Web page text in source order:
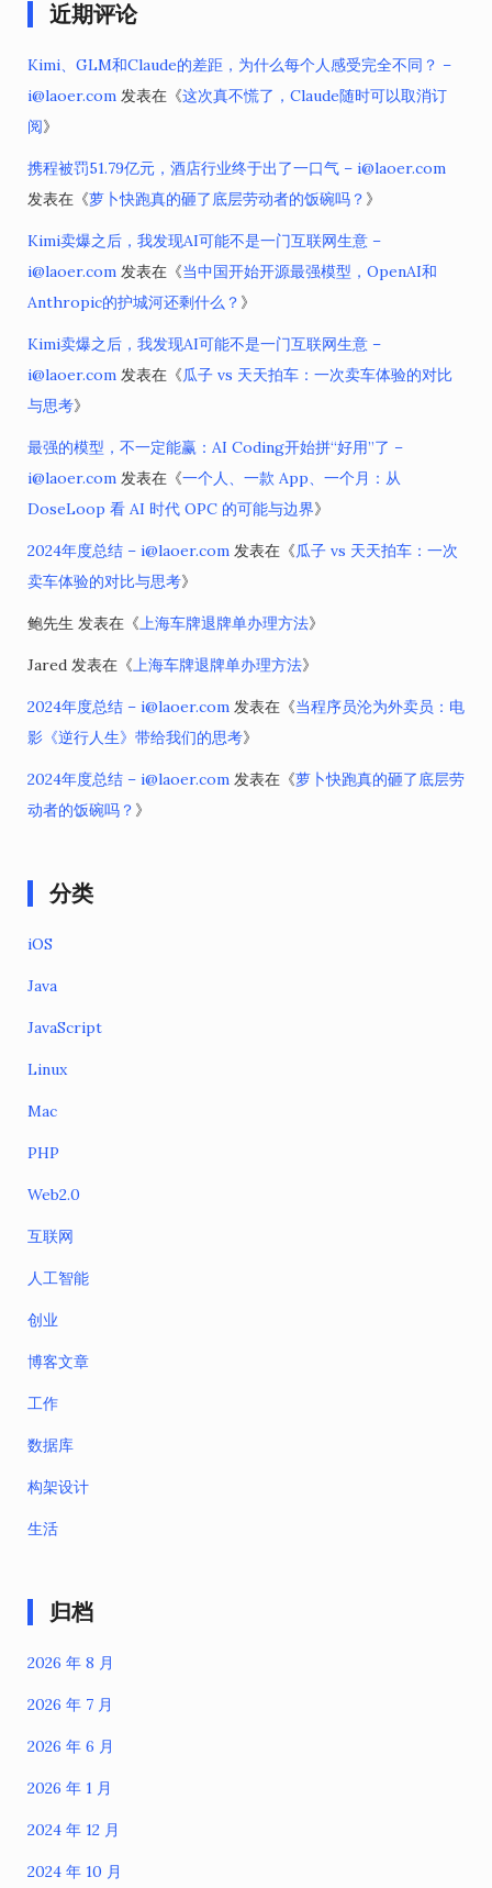
近期评论
Kimi、GLM和Claude的差距，为什么每个人感受完全不同？ –
i@laoer.com 发表在《这次真不慌了，Claude随时可以取消订
阅》
携程被罚51.79亿元，酒店行业终于出了一口气 – i@laoer.com
发表在《萝卜快跑真的砸了底层劳动者的饭碗吗？ 》
Kimi卖爆之后，我发现AI可能不是一门互联网生意 –
i@laoer.com 发表在《当中国开始开源最强模型，OpenAI和
Anthropic的护城河还剩什么？ 》
Kimi卖爆之后，我发现AI可能不是一门互联网生意 –
i@laoer.com 发表在《瓜子 vs 天天拍车：一次卖车体验的对比
与思考》
最强的模型，不一定能赢：AI Coding开始拼“好用”了 –
i@laoer.com 发表在《一个人、一款 App、一个月：从
DoseLoop 看 AI 时代 OPC 的可能与边界》
2024年度总结 – i@laoer.com 发表在《瓜子 vs 天天拍车：一次
卖车体验的对比与思考》
鲍先生 发表在《上海车牌退牌单办理方法》
Jared 发表在《上海车牌退牌单办理方法》
2024年度总结 – i@laoer.com 发表在《当程序员沦为外卖员：电
影《逆行人生》带给我们的思考》
2024年度总结 – i@laoer.com 发表在《萝卜快跑真的砸了底层劳
动者的饭碗吗？ 》
分类
iOS
Java
JavaScript
Linux
Mac
PHP
Web2.0
互联网
人工智能
创业
博客文章
工作
数据库
构架设计
生活
归档
2026 年 8 月
2026 年 7 月
2026 年 6 月
2026 年 1 月
2024 年 12 月
2024 年 10 月